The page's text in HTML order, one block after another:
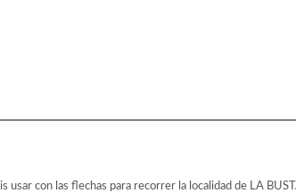
con las flechas para recorrer la localidad de LA